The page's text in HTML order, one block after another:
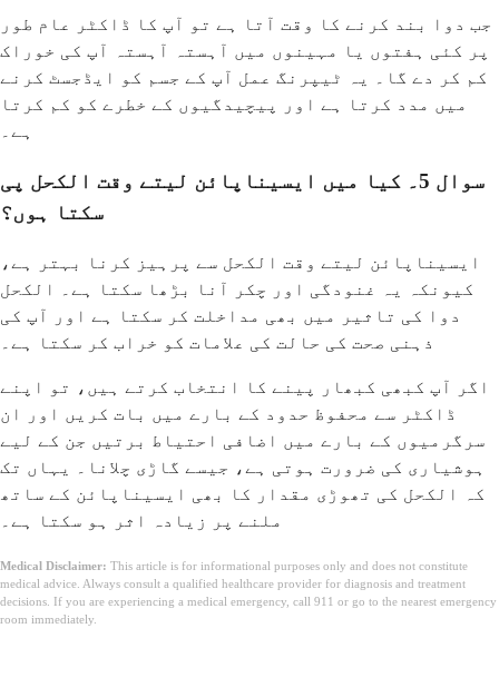
جب دوا بند کرنے کا وقت آتا ہے تو آپ کا ڈاکٹر عام طور
پر کئی ہفتوں یا مہینوں میں آہستہ آہستہ آپ کی خوراک
کم کر دے گا۔ یہ ٹیپرنگ عمل آپ کے جسم کو ایڈجسٹ کرنے
میں مدد کرتا ہے اور پیچیدگیوں کے خطرے کو کم کرتا
ہے۔
سوال 5۔ کیا میں ایسیناپائن لیتے وقت الکحل پی
سکتا ہوں؟
ایسیناپائن لیتے وقت الکحل سے پرہیز کرنا بہتر ہے،
کیونکہ یہ غنودگی اور چکر آنا بڑھا سکتا ہے۔ الکحل
دوا کی تاثیر میں بھی مداخلت کر سکتا ہے اور آپ کی
ذہنی صحت کی حالت کی علامات کو خراب کر سکتا ہے۔
اگر آپ کبھی کبھار پینے کا انتخاب کرتے ہیں، تو اپنے
ڈاکٹر سے محفوظ حدود کے بارے میں بات کریں اور ان
سرگرمیوں کے بارے میں اضافی احتیاط برتیں جن کے لیے
ہوشیاری کی ضرورت ہوتی ہے، جیسے گاڑی چلانا۔ یہاں تک
کہ الکحل کی تھوڑی مقدار کا بھی ایسیناپائن کے ساتھ
ملنے پر زیادہ اثر ہو سکتا ہے۔
Medical Disclaimer: This article is for informational purposes only and does not constitute
medical advice. Always consult a qualified healthcare provider for diagnosis and treatment
decisions. If you are experiencing a medical emergency, call 911 or go to the nearest emergency
room immediately.